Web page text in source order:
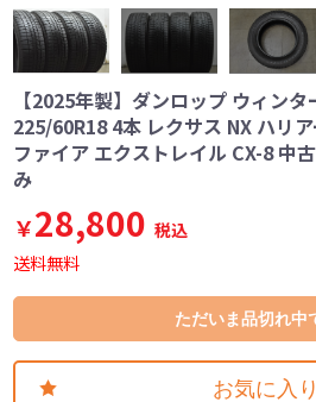
【2025年製】ダンロップ ウィン
225/60R18 4本 レクサス NX ハリ
ファイア エクストレイル CX-8 中
み
￥28,800 税込
送料無料
ただいま品切れ中
お気に入り